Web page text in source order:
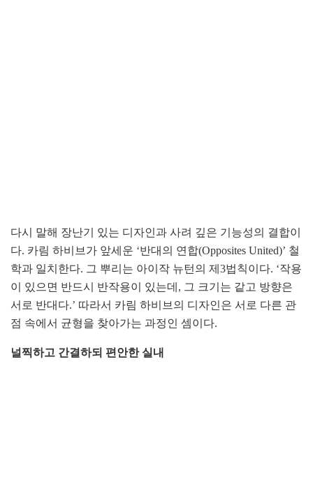
다시 말해 장난기 있는 디자인과 사려 깊은 기능성의 결합이
다. 카림 하비브가 앞세운 ‘반대의 연합(Opposites United)’ 철
학과 일치한다. 그 뿌리는 아이작 뉴턴의 제3법칙이다. ‘작용
이 있으면 반드시 반작용이 있는데, 그 크기는 같고 방향은
서로 반대다.’ 따라서 카림 하비브의 디자인은 서로 다른 관
점 속에서 균형을 찾아가는 과정인 셈이다.
널찍하고 간결하되 편안한 실내